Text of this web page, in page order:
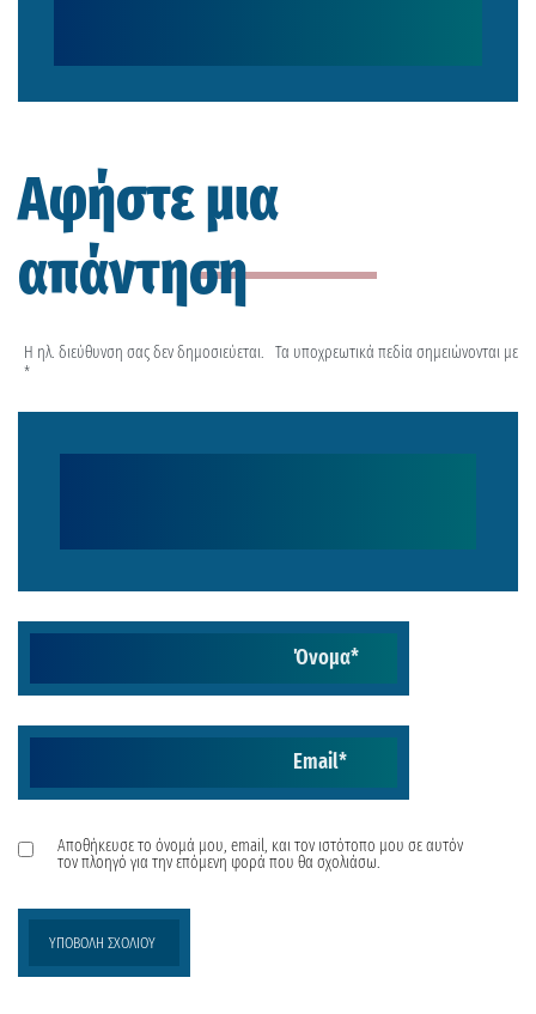
Αφήστε μια
απάντηση
Η ηλ. διεύθυνση σας δεν δημοσιεύεται. Τα υποχρεωτικά πεδία σημειώνονται με
*
Όνομα*
Email*
Αποθήκευσε το όνομά μου, email, και τον ιστότοπο μου σε αυτόν
τον πλοηγό για την επόμενη φορά που θα σχολιάσω.